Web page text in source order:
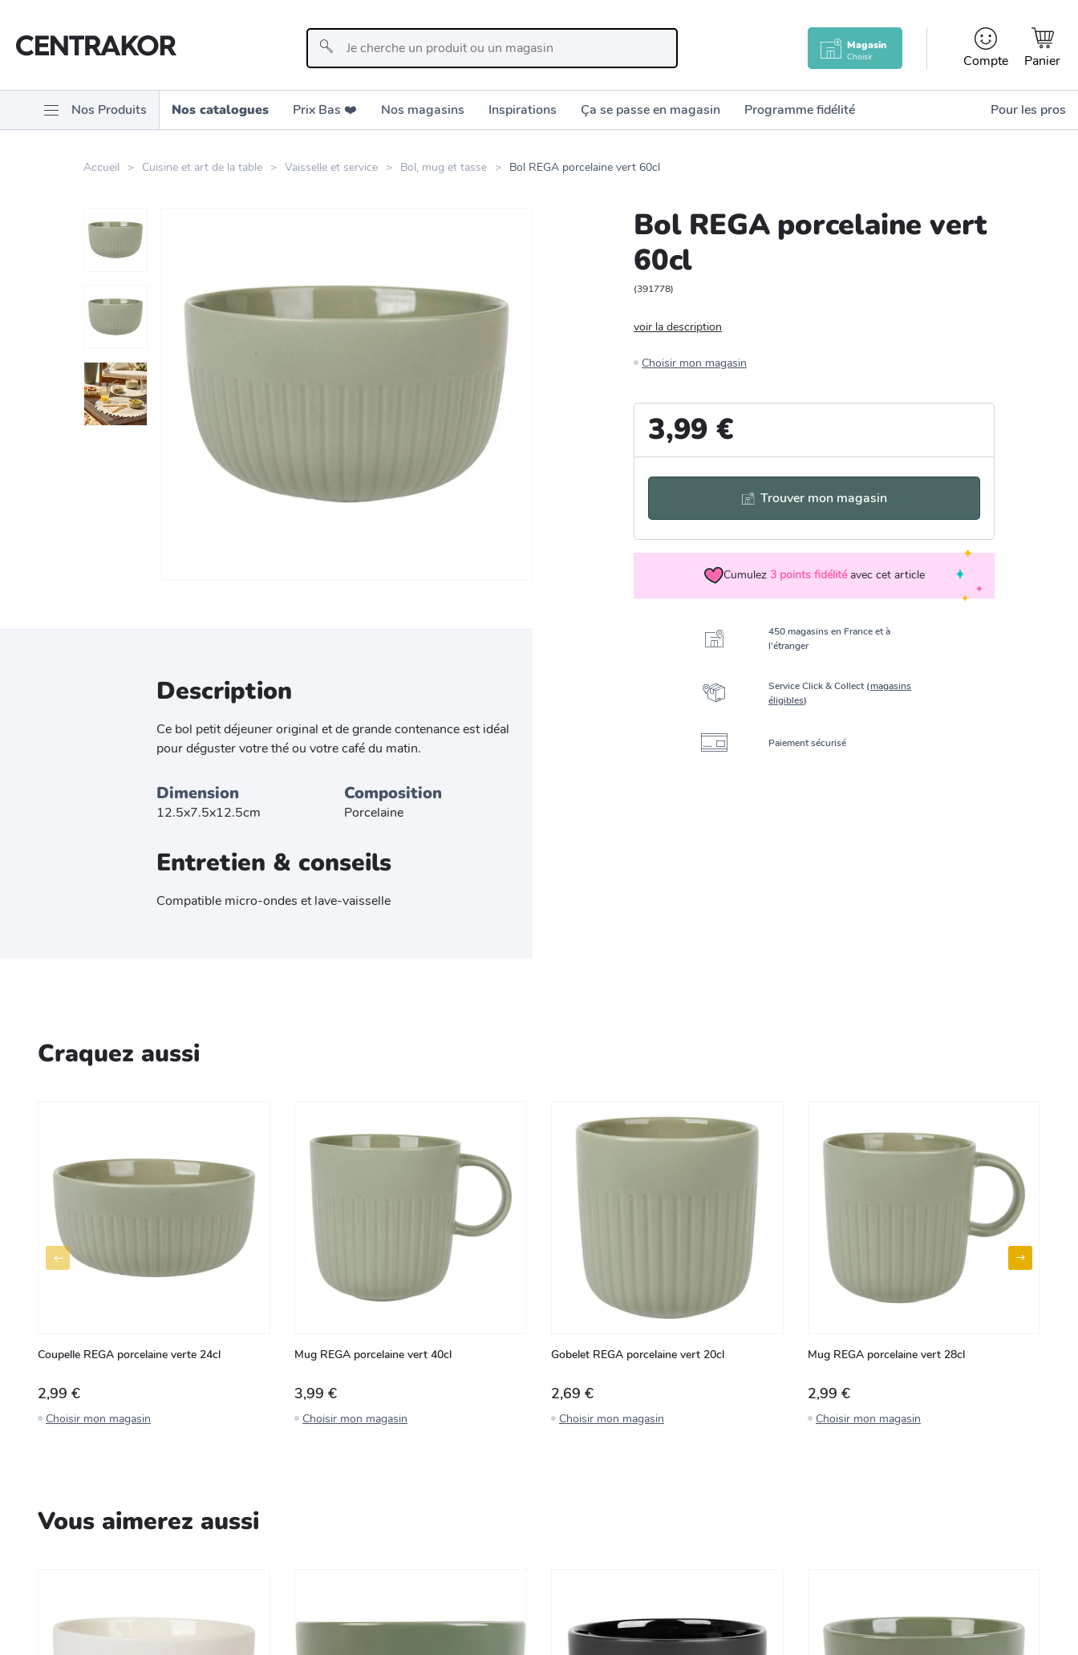
Magasin
Choisir Compte Panier
Nos Produits Nos catalogues Prix Bas ❤️️ Nos magasins Inspirations Ça se passe en magasin Programme fidélité Pour les pros
Accueil Cuisine et art de la table Vaisselle et service Bol, mug et tasse Bol REGA porcelaine vert 60cl
Zoomer sur l'image
Description
Ce bol petit déjeuner original et de grande contenance est idéal
pour déguster votre thé ou votre café du matin.
Dimension
12.5x7.5x12.5cm
Composition
Porcelaine
Entretien & conseils
Compatible micro-ondes et lave-vaisselle
Bol REGA porcelaine vert
60cl
(391778)
voir la description
Choisir mon magasin
3,99 €
Trouver mon magasin
Cumulez 3 points fidélité avec cet article
450 magasins en France et à
l’étranger
Service Click & Collect (magasins
éligibles)
Paiement sécurisé
Craquez aussi
Coupelle REGA porcelaine verte 24cl
2,99 €
Choisir mon magasin
Mug REGA porcelaine vert 40cl
3,99 €
Choisir mon magasin
Gobelet REGA porcelaine vert 20cl
2,69 €
Choisir mon magasin
Mug REGA porcelaine vert 28cl
2,99 €
Choisir mon magasin
Vous aimerez aussi